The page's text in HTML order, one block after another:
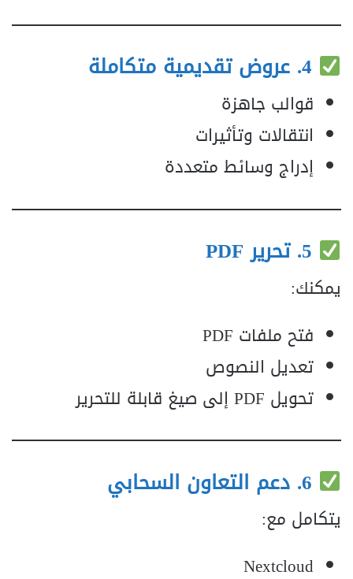
قوالب جاهزة
انتقالات وتأثيرات
إدراج وسائط متعددة
يمكنك:
فتح ملفات PDF
تعديل النصوص
تحويل PDF إلى صيغ قابلة للتحرير
يتكامل مع:
Nextcloud